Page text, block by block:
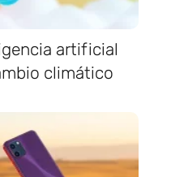
artificial
climático